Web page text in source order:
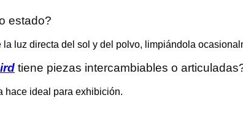
estado?
luz directa del sol y del polvo, limpiándola
tiene piezas intercambiables o
hace ideal para exhibición.